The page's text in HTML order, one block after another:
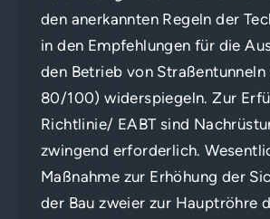
den anerkannten Regeln der
in den Empfehlungen für die
den Betrieb von Straßentunneln
80/100) widerspiegeln. Zur
Richtlinie/ EABT sind
zwingend erforderlich.
Maßnahme zur Erhöhung der
der Bau zweier zur Hauptröhre